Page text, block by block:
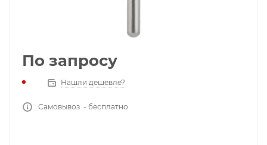
По запросу
Нашли дешевле?
Самовывоз - бесплатно